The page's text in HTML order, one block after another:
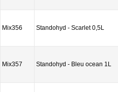
Mix356 Standohyd - Scarlet 0,5L
Mix357 Standohyd - Bleu ocean 1L